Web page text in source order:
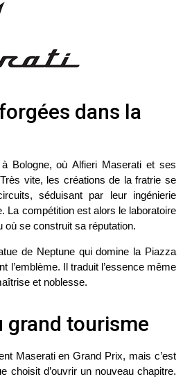
dans la
Bologne, oùAlfieri Maserati et ses
vite, les créations de la fratrie se
séduisant par leur ingénierie
La compétition est alors le laboratoire
où se construit sa réputation.
de Neptunequi domine la Piazza
l’emblème. Il traduit l’essence même
et noblesse.
grand tourisme
Maserati enGrand Prix, mais c’est
choisit d’ouvrir un nouveau chapitre.